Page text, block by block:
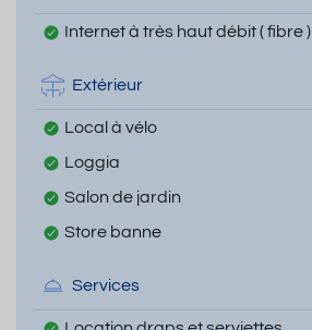
Internet à très haut débit ( fibre )
Extérieur
Local à vélo
Loggia
Salon de jardin
Store banne
Services